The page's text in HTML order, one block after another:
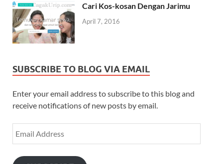
Cari Kos-kosan Dengan Jarimu
April 7, 2016
SUBSCRIBE TO BLOG VIA EMAIL
Enter your email address to subscribe to this blog and
receive notifications of new posts by email.